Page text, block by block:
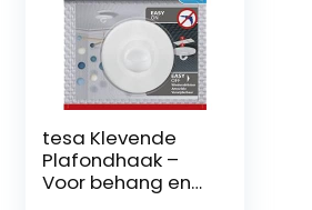
tesa Klevende
Plafondhaak –
Voor behang en